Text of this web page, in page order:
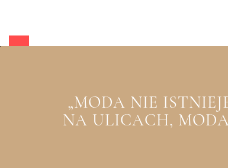
„MODA NIE
NA ULICACH,